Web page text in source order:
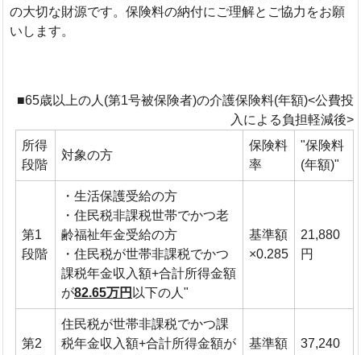
の大切な財源です。保険料の納付にご理解とご協力をお願
いします。
■65歳以上の人(第1号被保険者)の介護保険料(年額)<公費投
入による負担軽減後>
所得
段階
対象の方
保険料
率
"保険料
(年額)"
第1
段階
・生活保護受給の方
・住民税非課税世帯でかつ老
齢福祉年金受給の方
・住民税が世帯非課税でかつ
課税年金収入額+合計所得金額
が82.65万円 以下の人"
基準額
×0.285
21,880
円
第2
住民税が世帯非課税でかつ課
税年金収入額+合計所得金額が
基準額
37,240